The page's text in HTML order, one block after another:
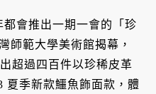
會推出一期一會的「珍
師範大學美術館揭幕，
超過四百件以珍稀皮革
夏季新款鱷魚飾面款，體